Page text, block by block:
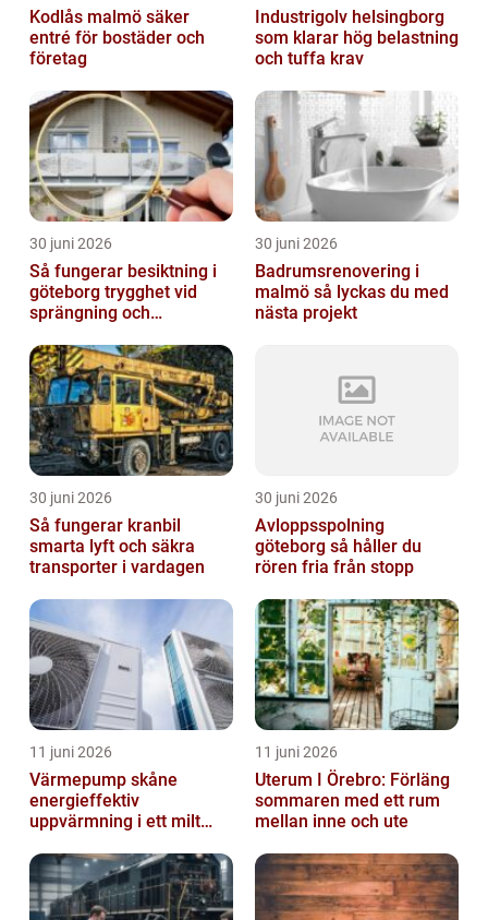
Kodlås malmö säker
entré för bostäder och
företag
Industrigolv helsingborg
som klarar hög belastning
och tuffa krav
30 juni 2026
Så fungerar besiktning i
göteborg trygghet vid
sprängning och
30 juni 2026
Badrumsrenovering i
malmö så lyckas du med
nästa projekt
30 juni 2026
Så fungerar kranbil
smarta lyft och säkra
transporter i vardagen
30 juni 2026
Avloppsspolning
göteborg så håller du
rören fria från stopp
11 juni 2026
Värmepump skåne
energieffektiv
uppvärmning i ett milt
11 juni 2026
Uterum I Örebro: Förläng
sommaren med ett rum
mellan inne och ute